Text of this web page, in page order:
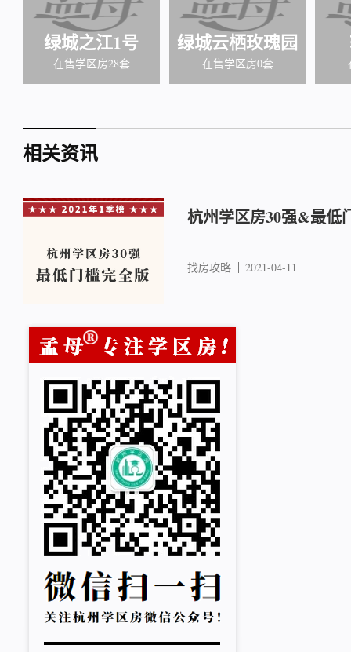
绿城之江1号
在售学区房28套
绿城云栖玫瑰园
在售学区房0套
相关资讯
杭州学区房30强&最低
找房攻略 2021-04-11